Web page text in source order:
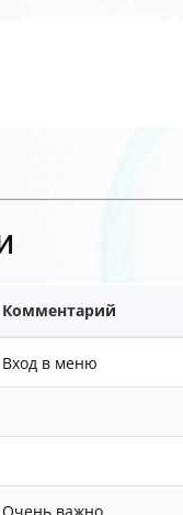
Комментарий
Вход в меню